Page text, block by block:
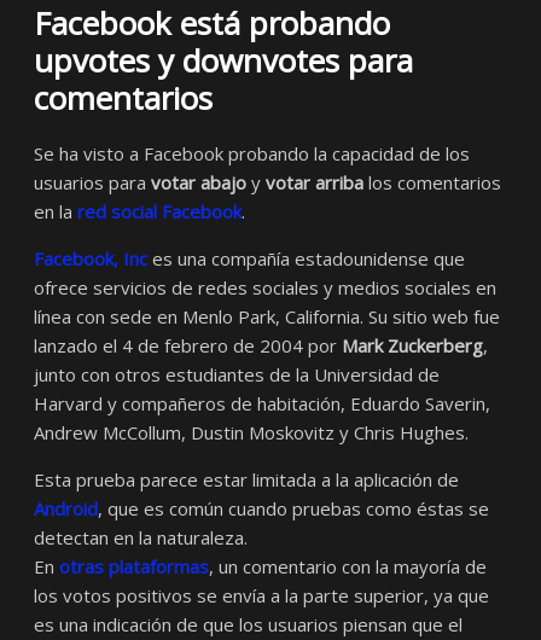
Facebook está probando
upvotes y downvotes para
comentarios
Se ha visto a Facebook probando la capacidad de los
usuarios paravotar abajo yvotar arriba los comentarios
en lared social Facebook.
Facebook, Inc es una compañía estadounidense que
ofrece servicios de redes sociales y medios sociales en
línea con sede en Menlo Park, California. Su sitio web fue
lanzado el 4 de febrero de 2004 por Mark Zuckerberg,
junto con otros estudiantes de la Universidad de
Harvard y compañeros de habitación, Eduardo Saverin,
Andrew McCollum, Dustin Moskovitz y Chris Hughes.
Esta prueba parece estar limitada a la aplicación de
Android, que es común cuando pruebas como éstas se
detectan en la naturaleza.
Enotras plataformas, un comentario con la mayoría de
los votos positivos se envía a la parte superior, ya que
es una indicación de que los usuarios piensan que el